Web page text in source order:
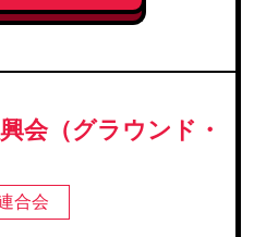
会（グラウンド・
合会